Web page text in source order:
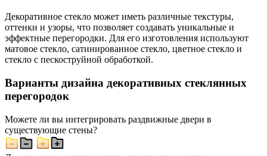
Декоративное стекло может иметь различные текстуры,
оттенки и узоры, что позволяет создавать уникальные и
эффектные перегородки. Для его изготовления используют
матовое стекло, сатинированное стекло, цветное стекло и
стекло с пескоструйной обработкой.
Варианты дизайна декоративных стеклянных
перегородок
Можете ли вы интегрировать раздвижные двери в
существующие стены?